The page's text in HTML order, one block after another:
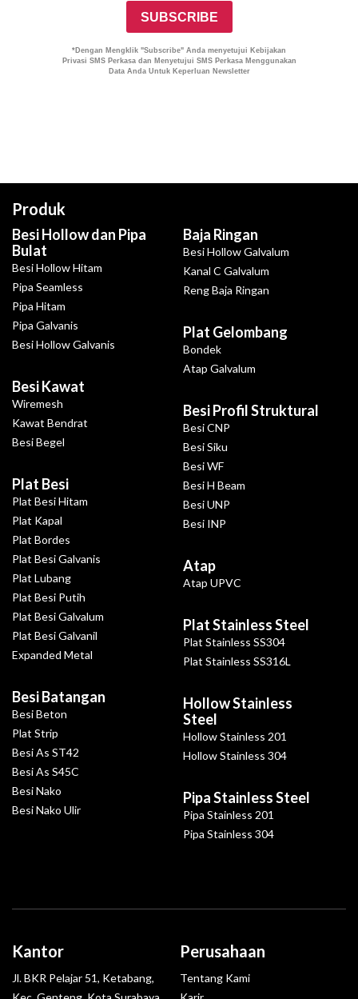
Produk
Besi Hollow dan Pipa
Bulat
Besi Hollow Hitam
Pipa Seamless
Pipa Hitam
Pipa Galvanis
Besi Hollow Galvanis
Besi Kawat
Wiremesh
Kawat Bendrat
Besi Begel
Plat Besi
Plat Besi Hitam
Plat Kapal
Plat Bordes
Plat Besi Galvanis
Plat Lubang
Plat Besi Putih
Plat Besi Galvalum
Plat Besi Galvanil
Expanded Metal
Besi Batangan
Besi Beton
Plat Strip
Besi As ST42
Besi As S45C
Besi Nako
Besi Nako Ulir
Baja Ringan
Besi Hollow Galvalum
Kanal C Galvalum
Reng Baja Ringan
Plat Gelombang
Bondek
Atap Galvalum
Besi Profil Struktural
Besi CNP
Besi Siku
Besi WF
Besi H Beam
Besi UNP
Besi INP
Atap
Atap UPVC
Plat Stainless Steel
Plat Stainless SS304
Plat Stainless SS316L
Hollow Stainless
Steel
Hollow Stainless 201
Hollow Stainless 304
Pipa Stainless Steel
Pipa Stainless 201
Pipa Stainless 304
Kantor
Jl. BKR Pelajar 51, Ketabang,
Perusahaan
Tentang Kami